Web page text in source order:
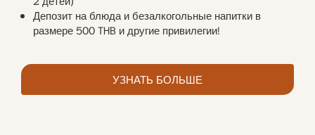
Депозит на блюда и безалкогольные напитки в
размере 500 THB и другие привилегии!
УЗНАТЬ БОЛЬШЕ